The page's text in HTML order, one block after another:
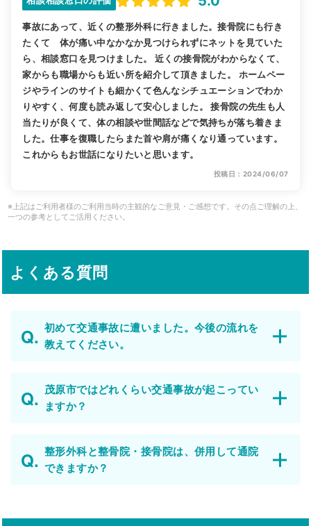
事故にあって、近くの整形外科に行きました。接骨院にも行き
たくて 体が痛い中なかなか見つけられずにネットを見ていた
ら、相談窓口を見つけました。 近くの接骨院がわからなくて、
家からも職場からも近い所を紹介して頂きました。 ホームペー
ジやラインのサイトも細かくて色んなシチュエーションでわか
りやすく、何度も読み返して安心しました。 接骨院の先生も人
当たりが良くて、体の相談や世間話などで気持ちが落ち着きま
した。仕事を復職したらまた首や肩が痛くなり通っています。
これからもお世話になりたいと思います。
投稿日：2024/06/07
※上記はご利用者様のご利用当時の主観的なご意見・ご感想です。その点ご理解の上、
一つの参考としてご活用ください。
よくある質問
初めて交通事故に遭いました。今後の流れを
教えてください。
茂原市ではどれくらい交通事故が起こってい
ますか？
整形外科と整骨院・接骨院は、併用して通院
できますか？